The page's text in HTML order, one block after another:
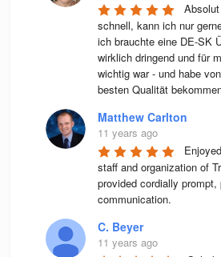
schnell, kann ich nur
ich brauchte eine DE-SK
wirklich dringend und für
wichtig war - und habe
besten Qualität
Matthew Carlton
11 years ago
staff and organization of
provided cordially prompt,
communication.
C. Beyer
11 years ago